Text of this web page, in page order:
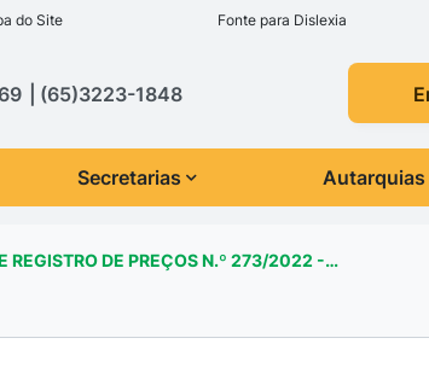
do Site Fonte para Dislexia
(65)3223-1848
Secretarias Autarquias
REGISTRO DE PREÇOS N.º 273/2022 -…